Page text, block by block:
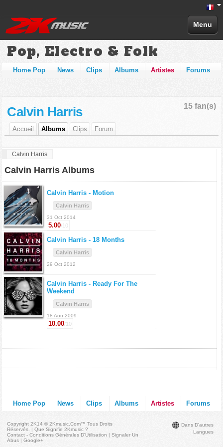
Menu
Pop, Electro & Folk
Home Pop News Clips Albums Artistes Forums
15 fan(s)
Calvin Harris
Accueil Albums Clips Forum
Calvin Harris
Calvin Harris Albums
Calvin Harris - Motion
Calvin Harris
31 Oct 2014
5.00/10
Calvin Harris - 18 Months
Calvin Harris
29 Oct 2012
Calvin Harris - Ready For The
Weekend
Calvin Harris
18 Aou 2009
10.00/10
Home Pop News Clips Albums Artistes Forums
Dans D'autres
Langues
Copyright 2K14 © 2Kmusic.com™Tous Droits
Réservés . |Que Signifie 2Kmusic ?
Contact - Conditions Générales D'Utilisation |Signaler Un
Abus |Google+